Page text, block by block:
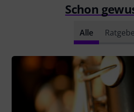
Schon
Alle